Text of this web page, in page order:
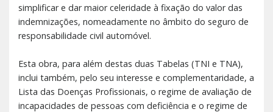
simplificar e dar maior ce­leridade à fixação do valor das
indemnizações, nomeadamente no âmbito do seguro de
responsabilidade civil automóvel.
Esta obra, para além destas duas Tabelas (TNI e TNA),
inclui também, pelo seu interesse e complementaridade, a
Lista das Doenças Profissionais, o regime de avaliação de
incapacidades de pessoas com deficiência e o regime de